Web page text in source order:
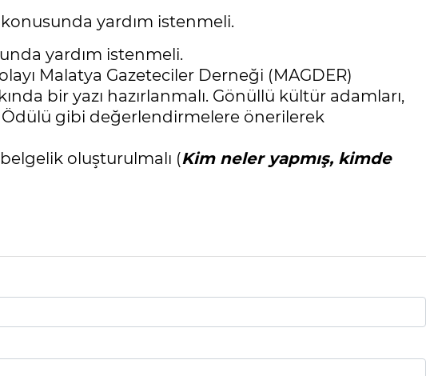
yardım istenmeli.
yardım istenmeli.
Malatya Gazeteciler Derneği (MAGDER)
bir yazı hazırlanmalı. Gönüllü kültür adamları,
Ödülü gibi değerlendirmelere önerilerek
oluşturulmalı (Kim neler yapmış, kimde